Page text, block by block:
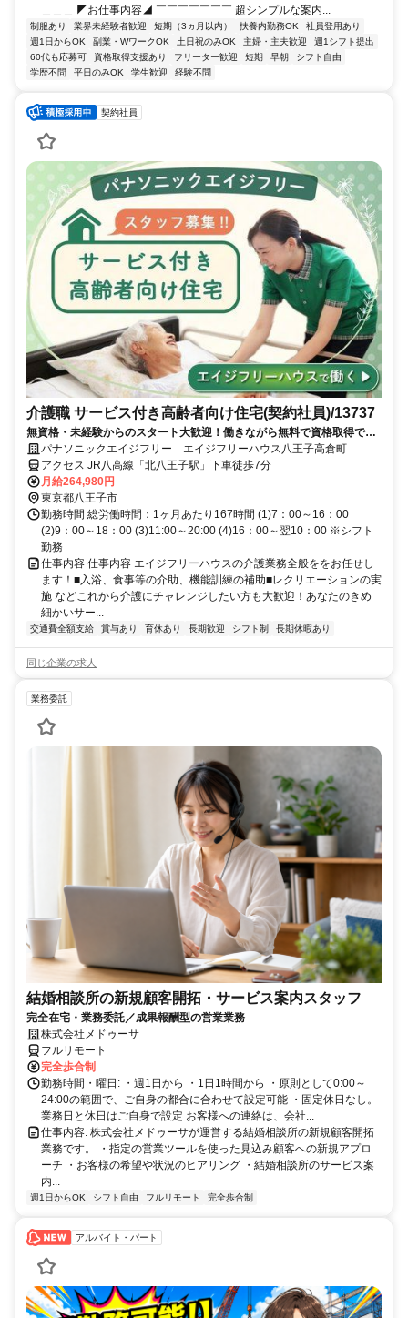
＿＿＿ ◤お仕事内容◢ ￣￣￣￣￣￣￣ 超シンプルな案内...
制服あり 業界未経験者歓迎 短期（3ヵ月以内） 扶養内勤務OK
社員登用あり
週1日からOK
副業・WワークOK 土日祝のみOK 主婦・主夫歓迎
週1シフト提出
60代も応募可
資格取得支援あり フリーター歓迎 短期 早朝
シフト自由
学歴不問
平日のみOK 学生歓迎 経験不問
契約社員
介護職 サービス付き高齢者向け住宅(契約社員)/13737
無資格・未経験からのスタート大歓迎！働きながら無料で資格取得でき
ます！正社員への登用制度もあります。充実した研修制度であなたのキ
ャリアアップを応援します！
パナソニックエイジフリー エイジフリーハウス八王子高倉町
アクセス JR八高線「北八王子駅」下車徒歩7分
月給264,980円
東京都八王子市
勤務時間 総労働時間：1ヶ月あたり167時間 (1)7：00～16：00
(2)9：00～18：00 (3)11:00～20:00 (4)16：00～翌10：00 ※シフト
勤務
仕事内容 仕事内容 エイジフリーハウスの介護業務全般ををお任せし
ます！■入浴、食事等の介助、機能訓練の補助■レクリエーションの実
施 などこれから介護にチャレンジしたい方も大歓迎！あなたのきめ
細かいサー...
交通費全額支給 賞与あり 育休あり 長期歓迎 シフト制 長期休暇あり
同じ企業の求人
業務委託
結婚相談所の新規顧客開拓・サービス案内スタッフ
完全在宅・業務委託／成果報酬型の営業業務
株式会社メドゥーサ
フルリモート
完全歩合制
勤務時間・曜日: ・週1日から ・1日1時間から ・原則として0:00～
24:00の範囲で、ご自身の都合に合わせて設定可能 ・固定休日なし。
業務日と休日はご自身で設定 お客様への連絡は、会社...
仕事内容: 株式会社メドゥーサが運営する結婚相談所の新規顧客開拓
業務です。 ・指定の営業ツールを使った見込み顧客への新規アプロ
ーチ ・お客様の希望や状況のヒアリング ・結婚相談所のサービス案
内...
週1日からOK シフト自由 フルリモート 完全歩合制
アルバイト・パート